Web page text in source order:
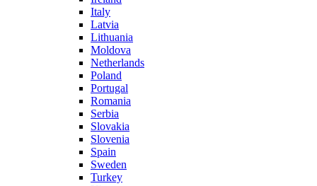
Italy
Latvia
Lithuania
Moldova
Netherlands
Poland
Portugal
Romania
Serbia
Slovakia
Slovenia
Spain
Sweden
Turkey